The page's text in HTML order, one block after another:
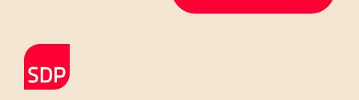
Etusivulle